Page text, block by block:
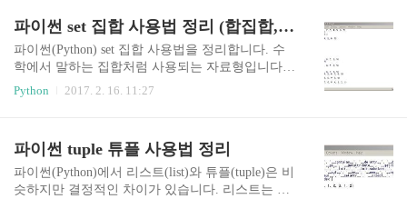
불가능 (값은 중복 가능)(순서가 없기 때문에 인덱
스, 슬라이싱 사용불가) 사전객체[키] = 값 위 형식
으로 데이터를 추가할 수 있고, 키가 중복된다면 값
키가 있는지 확인 가능 (값을 확인하기 위해서는 va
p..
파이썬 set 집합 사용법 정리 (합집합, 차집합, 교집합, 대칭차)
파이썬(Python) set 집합 사용법을 정리합니다. 수
학에서 말하는 집합처럼 사용되는 자료형입니다.
파이썬 집합(set, 셋) 사용법 파이썬에서 집합은 {}
기호(괄호)를 사용 type() 함수를 사용해 데이터 타
확인하기 위해 in을 사용 -, &, | 기호를 사용하여 차
집합, 교집합, 합집합을 구할 수 있다. 집합이 같은
지는 == 기호(연산자)를 사용하여 평가한다. (집합
Python 2017. 2. 16. 11:27
파이썬 tuple 튜플 사용법 정리
파이썬(Python)에서 리스트(list)와 튜플(tuple)은 비
슷하지만 결정적인 차이가 있습니다. 리스트는 변